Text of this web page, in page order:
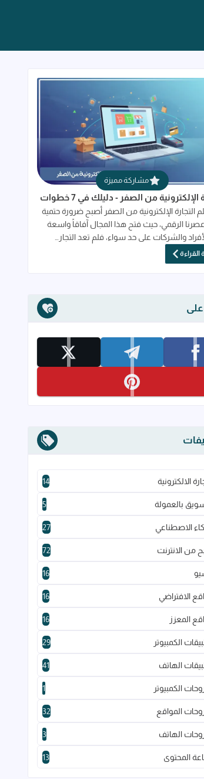
قراءة المزيد عن التجارة الإلكترونية من
مشاركة مميزة
الإلكترونية من الصفر - دليلك في 7 خطوات
التجارة الإلكترونية من الصفر أصبح ضرورة حتمية
الرقمي، حيث فتح هذا المجال آفاقاً واسعة
والشركات على حد سواء، فلم تعد التجار…
القراءة
على
تابعنا على facebook تابعنا على telegram تابعنا على x
تابعنا على pinterest
الالكترونية 14
بالعمولة 5
الاصطناعي 27
من الانترنت 72
16
الافتراضي 16
المعزز 16
الكمبيوتر 29
الهاتف 41
الكمبيوتر 1
المواقع 32
الهاتف 3
المحتوى 13